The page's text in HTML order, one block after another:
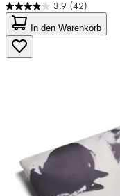
3.9 (42)
3.9
von
5
Sternen.
42
In den Warenkorb